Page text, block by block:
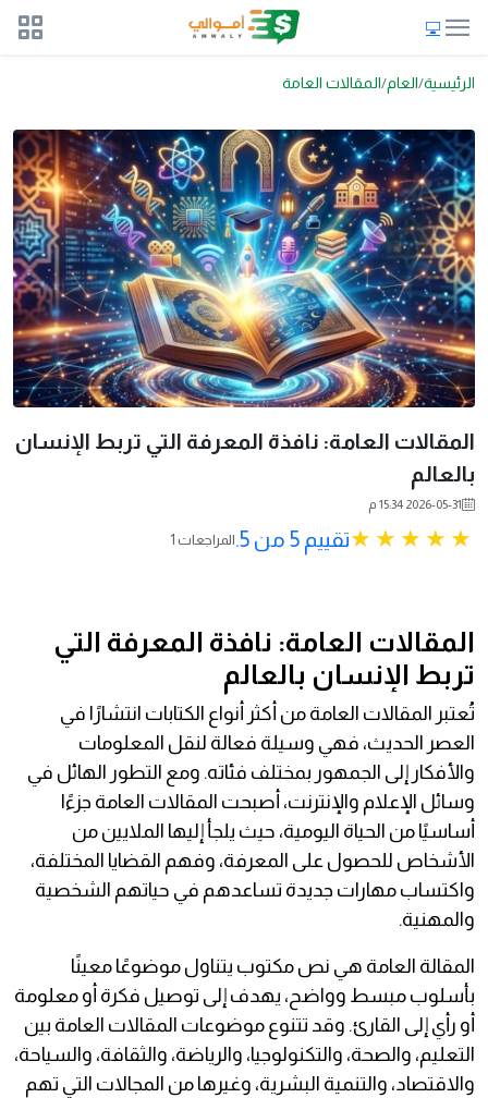
الرئيسية العام المقالات العامة
المقالات العامة: نافذة المعرفة التي تربط الإنسان
بالعالم
2026-05-31 15:34 م
تقييم 5 من 5. 1 المراجعات
المقالات العامة: نافذة المعرفة التي
تربط الإنسان بالعالم
تُعتبر المقالات العامة من أكثر أنواع الكتابات انتشارًا في
العصر الحديث، فهي وسيلة فعالة لنقل المعلومات
والأفكار إلى الجمهور بمختلف فئاته. ومع التطور الهائل في
وسائل الإعلام والإنترنت، أصبحت المقالات العامة جزءًا
أساسيًا من الحياة اليومية، حيث يلجأ إليها الملايين من
الأشخاص للحصول على المعرفة، وفهم القضايا المختلفة،
واكتساب مهارات جديدة تساعدهم في حياتهم الشخصية
والمهنية.
المقالة العامة هي نص مكتوب يتناول موضوعًا معينًا
بأسلوب مبسط وواضح، يهدف إلى توصيل فكرة أو معلومة
أو رأي إلى القارئ. وقد تتنوع موضوعات المقالات العامة بين
التعليم، والصحة، والتكنولوجيا، والرياضة، والثقافة، والسياحة،
والاقتصاد، والتنمية البشرية، وغيرها من المجالات التي تهم